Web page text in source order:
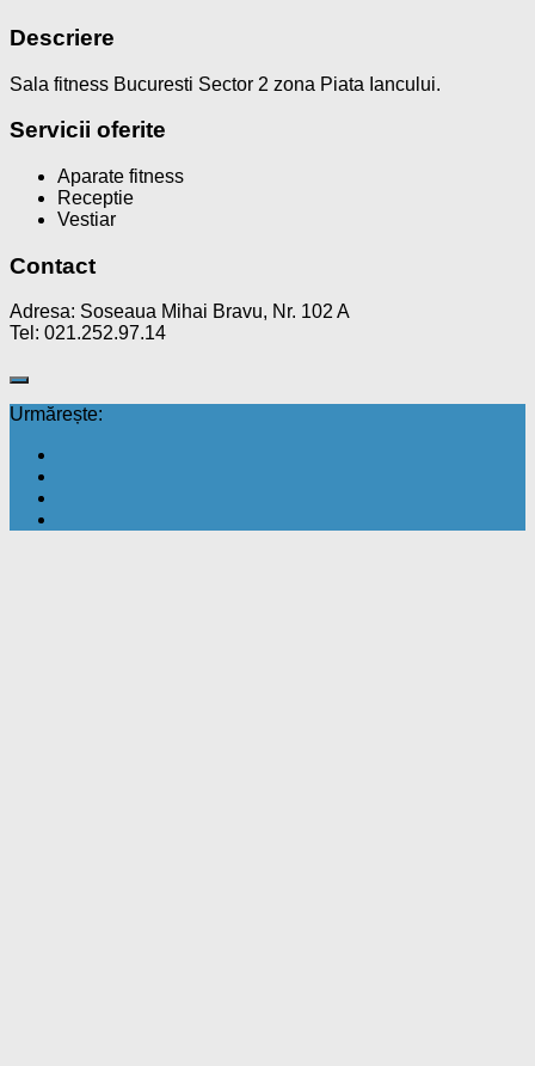
Descriere
Sala fitness Bucuresti Sector 2 zona Piata Iancului.
Servicii oferite
Aparate fitness
Receptie
Vestiar
Contact
Adresa: Soseaua Mihai Bravu, Nr. 102 A
Tel: 021.252.97.14
Urmărește: